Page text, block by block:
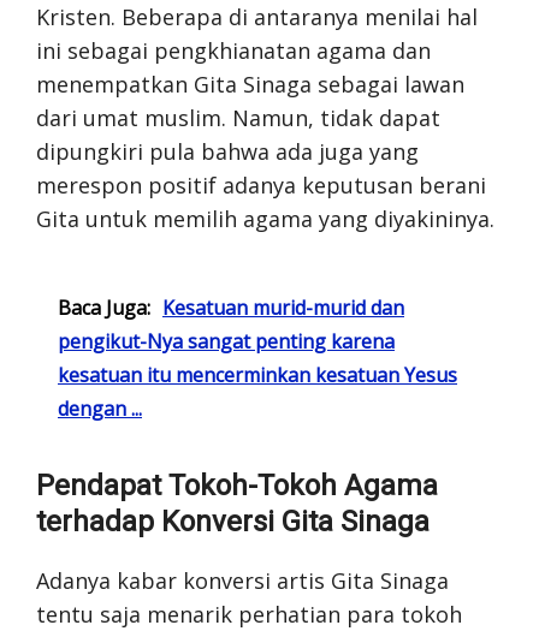
Kristen. Beberapa di antaranya menilai hal
ini sebagai pengkhianatan agama dan
menempatkan Gita Sinaga sebagai lawan
dari umat muslim. Namun, tidak dapat
dipungkiri pula bahwa ada juga yang
merespon positif adanya keputusan berani
Gita untuk memilih agama yang diyakininya.
Baca Juga: Kesatuan murid-murid dan
pengikut-Nya sangat penting karena
kesatuan itu mencerminkan kesatuan Yesus
dengan ...
Pendapat Tokoh-Tokoh Agama
terhadap Konversi Gita Sinaga
Adanya kabar konversi artis Gita Sinaga
tentu saja menarik perhatian para tokoh